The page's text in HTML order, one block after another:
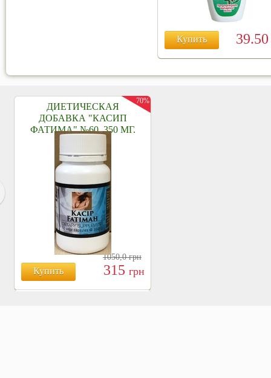
Купить
ДИЕТИЧЕСКАЯ
ДОБАВКА "КАСИП
ФАТИМА" №60, 350 МГ.
Купить
1050,0грн
315 грн
70%